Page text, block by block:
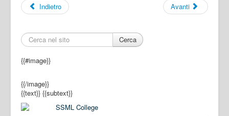
Indietro Avanti
Cerca
{{#image}}
{{/image}}
{{text}} {{subtext}}